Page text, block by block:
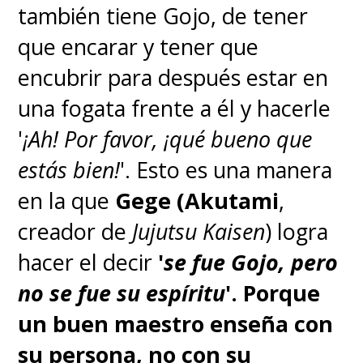
llamado "Raizo". Tras ser
rescatados por los Sombrero de
Paja, los piratas sintieron que
había odio por los samuráis de
Wano tras todo lo sufrido e
intentaron evitar, sin éxito, que
vieran a "Kin'emon" y "Kanjuro".
Cuando los samuráis y
"Momonosuke" se revelan ante
los dos gobernantes de la isla,
"Inuarashi" y "Nekomamushi",
también tiene Gojo, de tener
que encarar y tener que
encubrir para después estar en
una fogata frente a él y hacerle
'¡Ah! Por favor, ¡qué bueno que
estás bien!'. Esto es una manera
en la que Gege (Akutami,
creador de Jujutsu Kaisen) logra
hacer el decir 'se fue Gojo, pero
no se fue su espíritu'. Porque
un buen maestro enseña con
su persona, no con su